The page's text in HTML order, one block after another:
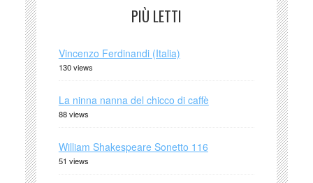
PIÙ LETTI
Vincenzo Ferdinandi (Italia)
130 views
La ninna nanna del chicco di caffè
88 views
William Shakespeare Sonetto 116
51 views